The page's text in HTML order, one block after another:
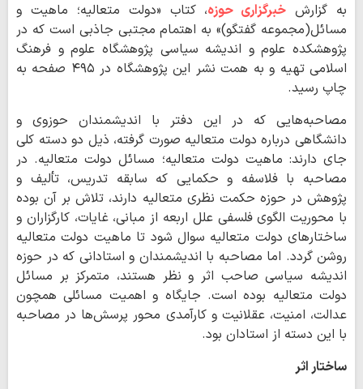
به گزارش خبرگزاری حوزه، کتاب «دولت متعالیه؛ ماهیت و
مسائل(مجموعه گفتگو)» به اهتمام مجتبی جاذبی است که در
پژوهشکده علوم و اندیشه سیاسی پژوهشگاه علوم و فرهنگ
اسلامی تهیه و به همت نشر این پژوهشگاه در ۴۹۵ صفحه به
چاپ رسید.
مصاحبه‌هایی که در این دفتر با اندیشمندان حوزوی و
دانشگاهی درباره دولت متعالیه صورت گرفته، ذیل دو دسته کلی
جای دارند: ماهیت دولت متعالیه؛ مسائل دولت متعالیه. در
مصاحبه با فلاسفه و حکمایی که سابقه تدریس، تألیف و
پژوهش در حوزه حکمت نظری متعالیه دارند، تلاش بر آن بوده
با محوریت الگوی فلسفی علل اربعه از مبانی، غایات، کارگزاران و
ساختارهای دولت متعالیه سوال شود تا ماهیت دولت متعالیه
روشن گردد. اما مصاحبه با اندیشمندان و استادانی که در حوزه
اندیشه سیاسی صاحب اثر و نظر هستند، متمرکز بر مسائل
دولت متعالیه بوده است. جایگاه و اهمیت مسائلی همچون
عدالت، امنیت، عقلانیت و کارآمدی محور پرسش‌ها در مصاحبه
با این دسته از استادان بود.
ساختار اثر